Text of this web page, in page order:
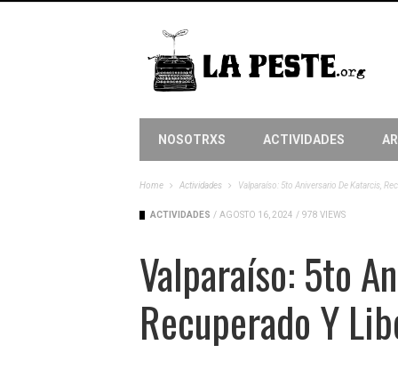
NOSOTRXS ACTIVIDADES
Home Actividades Valparaíso: 5to Aniversario De Katarcis,
ACTIVIDADES / AGOSTO 16, 2024 / 978 VIEWS
Valparaíso: 5to
Recuperado Y